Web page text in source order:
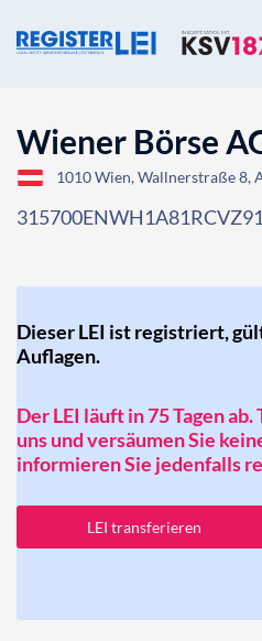
Wiener Börse
1010 Wien, Wallnerstraße 8,
315700ENWH1A81RCVZ91
Dieser LEI ist registriert,
Auflagen.
Der LEI läuft in 75 Tagen
uns und versäumen Sie
informieren Sie jedenfalls
LEI transferieren